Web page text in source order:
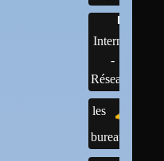
Internet
-
Réseaux
les
bureaux